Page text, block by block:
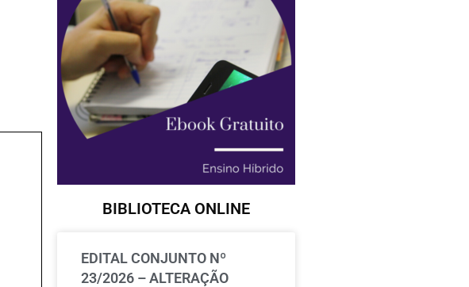
BIBLIOTECA ONLINE
EDITAL CONJUNTO Nº
23/2026 – ALTERAÇÃO